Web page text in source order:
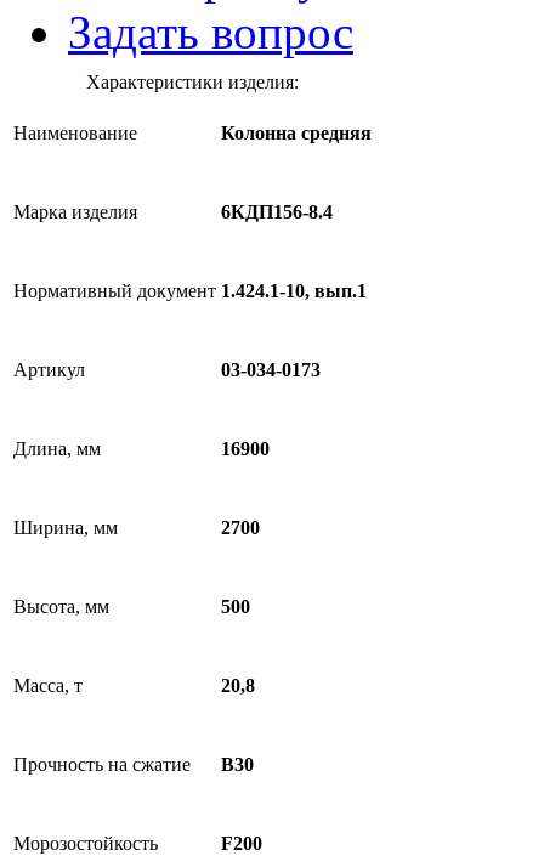
Задать вопрос
Характеристики изделия:
Наименование Колонна средняя
Марка изделия 6КДП156-8.4
Нормативный документ 1.424.1-10, вып.1
Артикул 03-034-0173
Длина, мм 16900
Ширина, мм 2700
Высота, мм 500
Масса, т 20,8
Прочность на сжатие B30
Морозостойкость F200